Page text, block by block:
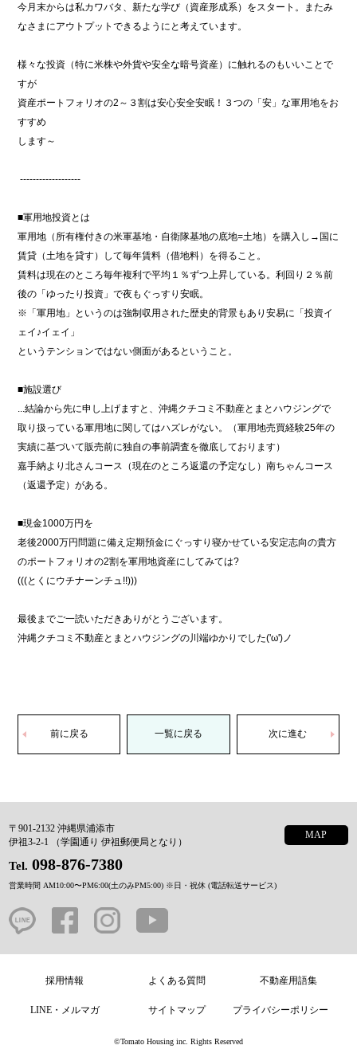
今月末からは私カワバタ、新たな学び（資産形成系）をスタート。またみ
なさまにアウトプットできるようにと考えています。
様々な投資（特に米株や外貨や安全な暗号資産）に触れるのもいいことで
すが
資産ポートフォリオの2～３割は安心安全安眠！３つの「安」な軍用地をお
すすめ
します～
-------------------
■軍用地投資とは
軍用地（所有権付きの米軍基地・自衛隊基地の底地=土地）を購入し→国に
賃貸（土地を貸す）して毎年賃料（借地料）を得ること。
賃料は現在のところ毎年複利で平均１％ずつ上昇している。利回り２％前
後の「ゆったり投資」で夜もぐっすり安眠。
※「軍用地」というのは強制収用された歴史的背景もあり安易に「投資イ
ェイ♪イェイ」
というテンションではない側面があるということ。
■施設選び
...結論から先に申し上げますと、沖縄クチコミ不動産とまとハウジングで
取り扱っている軍用地に関してはハズレがない。（軍用地売買経験25年の
実績に基づいて販売前に独自の事前調査を徹底しております）
嘉手納より北さんコース（現在のところ返還の予定なし）南ちゃんコース
（返還予定）がある。
■現金1000万円を
老後2000万円問題に備え定期預金にぐっすり寝かせている安定志向の貴方
のポートフォリオの2割を軍用地資産にしてみては?
(((とくにウチナーンチュ!!)))
最後までご一読いただきありがとうございます。
沖縄クチコミ不動産とまとハウジングの川端ゆかりでした('ω')ノ
前に戻る 一覧に戻る 次に進む
〒901-2132 沖縄県浦添市
伊祖3-2-1 （学園通り 伊祖郵便局となり）
MAP
Tel. 098-876-7380
営業時間 AM10:00〜PM6:00(土のみPM5:00) ※日・祝休 (電話転送サービス)
採用情報 よくある質問 不動産用語集
LINE・メルマガ サイトマップ プライバシーポリシー
©︎Tomato Housing inc. Rights Reserved